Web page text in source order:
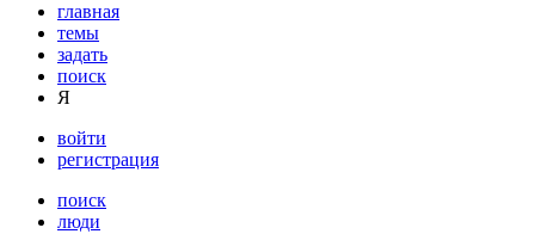
главная
темы
задать
поиск
Я
войти
регистрация
поиск
люди